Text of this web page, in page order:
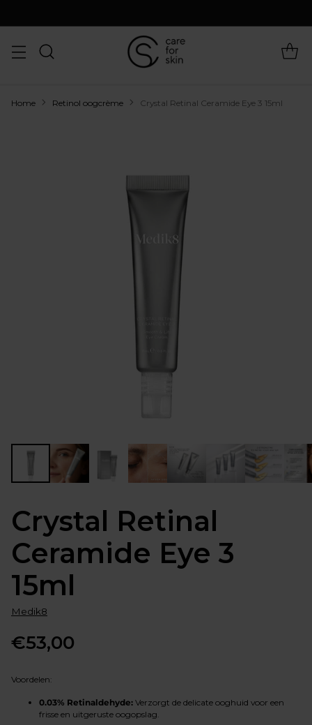
Home Retinol oogcrème Crystal Retinal Ceramide Eye 3 15ml
Crystal Retinal
Ceramide Eye 3
15ml
Medik8
Normale
prijs
€53,00
Voordelen:
0.03% Retinaldehyde: Verzorgt de delicate ooghuid voor een
frisse en uitgeruste oogopslag.